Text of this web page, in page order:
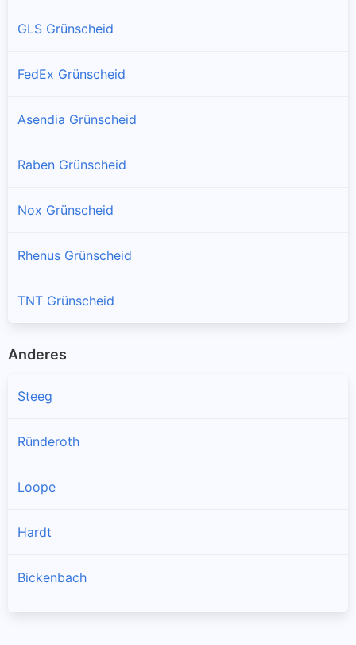
GLS Grünscheid
FedEx Grünscheid
Asendia Grünscheid
Raben Grünscheid
Nox Grünscheid
Rhenus Grünscheid
TNT Grünscheid
Anderes
Steeg
Ründeroth
Loope
Hardt
Bickenbach